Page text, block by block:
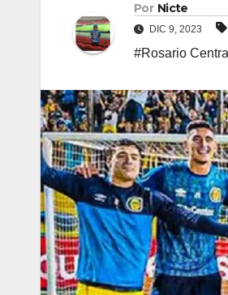
Por Nicte
DIC 9, 2023
#Rosario Central